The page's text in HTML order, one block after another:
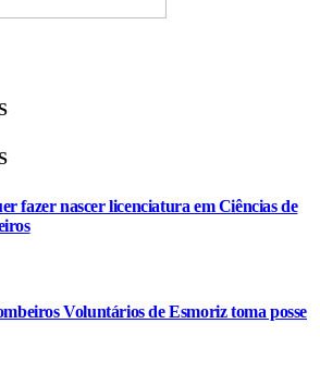
fazer nascer licenciatura em Ciências de
Voluntários de Esmoriz toma posse